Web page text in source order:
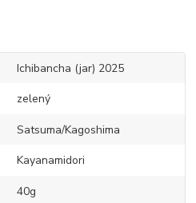
Ichibancha (jar) 2025
zelený
Satsuma/Kagoshima
Kayanamidori
40g